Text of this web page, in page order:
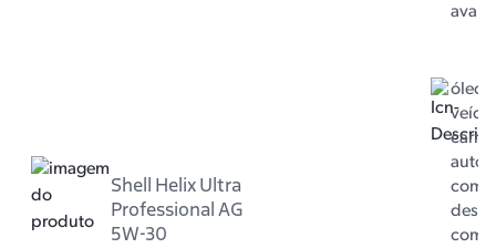
Shell Helix Ultra
Professional AG
5W-30
óleo
carro
com
com